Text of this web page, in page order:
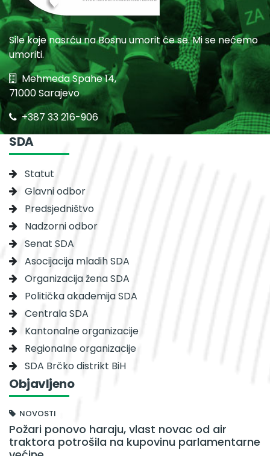
Sile koje nasrću na Bosnu umorit će se. Mi se nećemo
umoriti.
Mehmeda Spahe 14,
71000 Sarajevo
+387 33 216-906
SDA
Statut
Glavni odbor
Predsjedništvo
Nadzorni odbor
Senat SDA
Asocijacija mladih SDA
Organizacija žena SDA
Politička akademija SDA
Centrala SDA
Kantonalne organizacije
Regionalne organizacije
SDA Brčko distrikt BiH
Objavljeno
NOVOSTI
Požari ponovo haraju, vlast novac od air
traktora potrošila na kupovinu parlamentarne